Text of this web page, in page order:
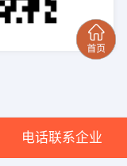
电话联系企业